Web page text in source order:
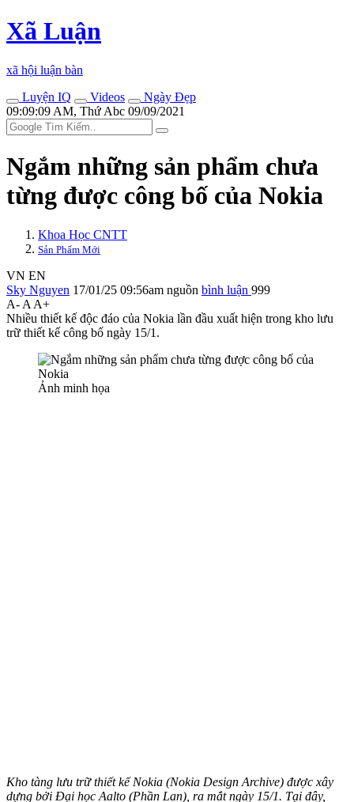
Xã Luận
xã hội luận bàn
Luyện IQ
Videos
Ngày Đẹp
09:09:09 AM, Thứ Abc 09/09/2021
Ngắm những sản phẩm chưa
từng được công bố của Nokia
Khoa Học CNTT
Sản Phẩm Mới
VN EN
Sky Nguyen 17/01/25 09:56am nguồn bình luận 999
A- A A+
Nhiều thiết kế độc đáo của Nokia lần đầu xuất hiện trong kho lưu
trữ thiết kế công bố ngày 15/1.
Ảnh minh họa
Kho tàng lưu trữ thiết kế Nokia (Nokia Design Archive) được xây
dựng bởi Đại học Aalto (Phần Lan), ra mắt ngày 15/1. Tại đây,